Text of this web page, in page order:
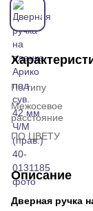
По типу
Межосевое
расстояние
ПО ЦВЕТУ
Описание
Дверная ручка